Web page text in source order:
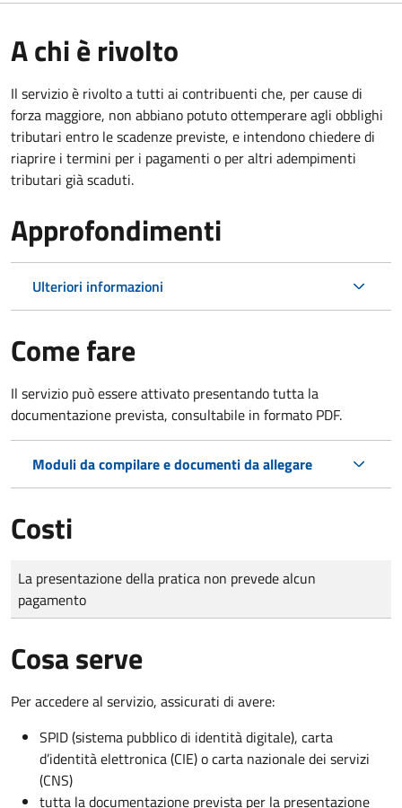
A chi è rivolto
Il servizio è rivolto a tutti ai contribuenti che, per cause di
forza maggiore, non abbiano potuto ottemperare agli obblighi
tributari entro le scadenze previste, e intendono chiedere di
riaprire i termini per i pagamenti o per altri adempimenti
tributari già scaduti.
Approfondimenti
Ulteriori informazioni
Come fare
Il servizio può essere attivato presentando tutta la
documentazione prevista, consultabile in formato PDF.
Moduli da compilare e documenti da allegare
Costi
Tipo di pagamento
Importo
La presentazione della pratica non prevede alcun
pagamento
Cosa serve
Per accedere al servizio, assicurati di avere:
SPID (sistema pubblico di identità digitale), carta
d’identità elettronica (CIE) o carta nazionale dei servizi
(CNS)
tutta la documentazione prevista per la presentazione